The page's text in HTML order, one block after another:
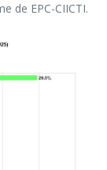
de EPC-CIICTI.